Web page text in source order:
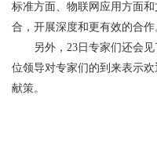
标准方面、物联网应用方面
合，开展深度和更有效的合作
另外，23日专家们还会
位领导对专家们的到来表示
献策。